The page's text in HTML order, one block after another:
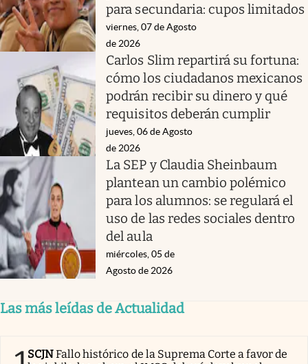
para secundaria: cupos limitados
viernes, 07 de Agosto
de 2026
Carlos Slim repartirá su fortuna:
cómo los ciudadanos mexicanos
podrán recibir su dinero y qué
requisitos deberán cumplir
jueves, 06 de Agosto
de 2026
La SEP y Claudia Sheinbaum
plantean un cambio polémico
para los alumnos: se regulará el
uso de las redes sociales dentro
del aula
miércoles, 05 de
Agosto de 2026
Las más leídas de Actualidad
SCJNFallo histórico de la Suprema Corte a favor de